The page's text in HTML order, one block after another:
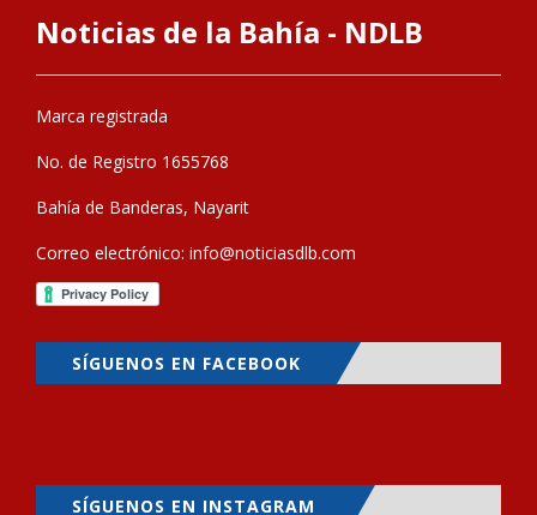
Noticias de la Bahía - NDLB
Marca registrada
No. de Registro 1655768
Bahía de Banderas, Nayarit
Correo electrónico: info@noticiasdlb.com
SÍGUENOS EN FACEBOOK
SÍGUENOS EN INSTAGRAM